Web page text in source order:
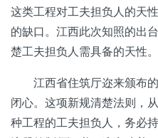
这类工程对工夫担负人的天
的缺口。江西此次知照的出
楚工夫担负人需具备的天性。
江西省住筑厅迩来颁布的
闭心。这项新规清楚法则，
种工程的工夫担负人，务必